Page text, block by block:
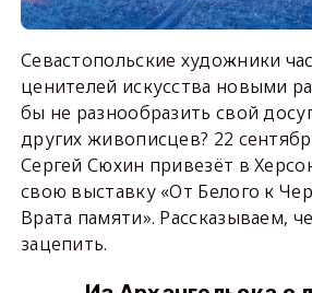
Севастопольские художники
ценителей искусства новыми
бы не разнообразить свой
других живописцев? 22
Сергей Сюхин привезёт в
свою выставку «От Белого к
Врата памяти». Рассказываем,
зацепить.